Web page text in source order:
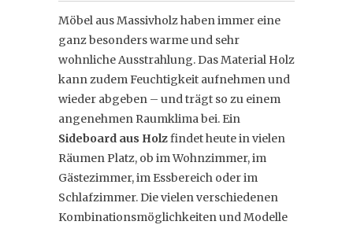
Möbel aus Massivholz haben immer eine
ganz besonders warme und sehr
wohnliche Ausstrahlung. Das Material Holz
kann zudem Feuchtigkeit aufnehmen und
wieder abgeben – und trägt so zu einem
angenehmen Raumklima bei. Ein
Sideboard aus Holzfindet heute in vielen
Räumen Platz, ob im Wohnzimmer, im
Gästezimmer, im Essbereich oder im
Schlafzimmer. Die vielen verschiedenen
Kombinationsmöglichkeiten und Modelle